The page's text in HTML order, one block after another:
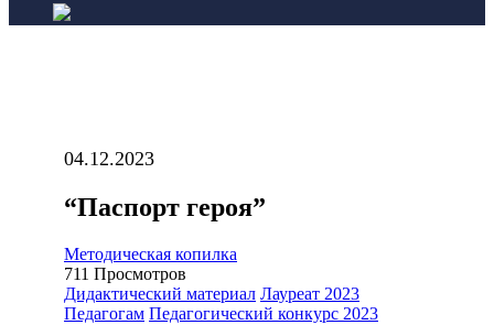
04.12.2023
“Паспорт героя”
Методическая копилка
711 Просмотров
Дидактический материал Лауреат 2023
Педагогам Педагогический конкурс 2023